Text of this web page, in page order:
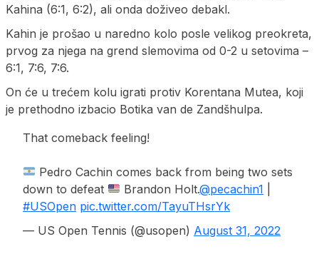
Kahina (6:1, 6:2), ali onda doživeo debakl.
Kahin je prošao u naredno kolo posle velikog preokreta,
prvog za njega na grend slemovima od 0-2 u setovima –
6:1, 7:6, 7:6.
On će u trećem kolu igrati protiv Korentana Mutea, koji
je prethodno izbacio Botika van de Zandšhulpa.
That comeback feeling!
Pedro Cachin comes back from being two sets
down to defeat
Brandon Holt.@pecachin1
#USOpen pic.twitter.com/TayuTHsrYk
— US Open Tennis (@usopen) August 31, 2022